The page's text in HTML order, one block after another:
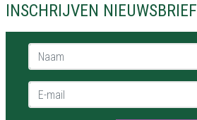
INSCHRIJVEN NIEUWSBRIEF
Naam *
E-mail *